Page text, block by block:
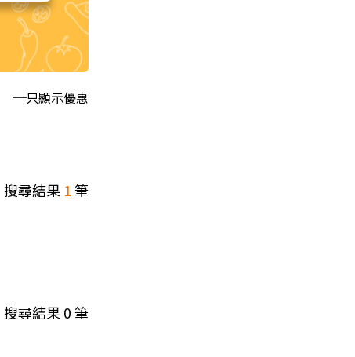
只顯示優惠
搜尋結果 1筆
搜尋結果0筆